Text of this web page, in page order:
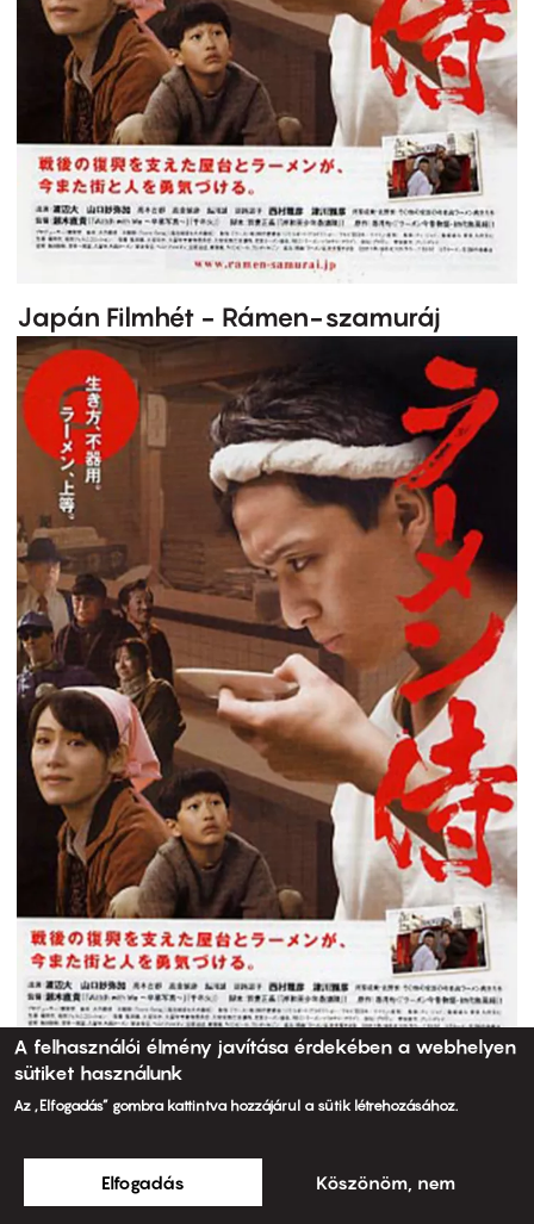
Japán Filmhét - Rámen-szamuráj
A felhasználói élmény javítása érdekében a webhelyen
sütiket használunk
Az „Elfogadás” gombra kattintva hozzájárul a sütik létrehozásához.
Elfogadás Köszönöm, nem